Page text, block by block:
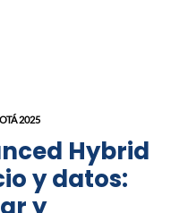
2025
Hybrid
y datos:
y